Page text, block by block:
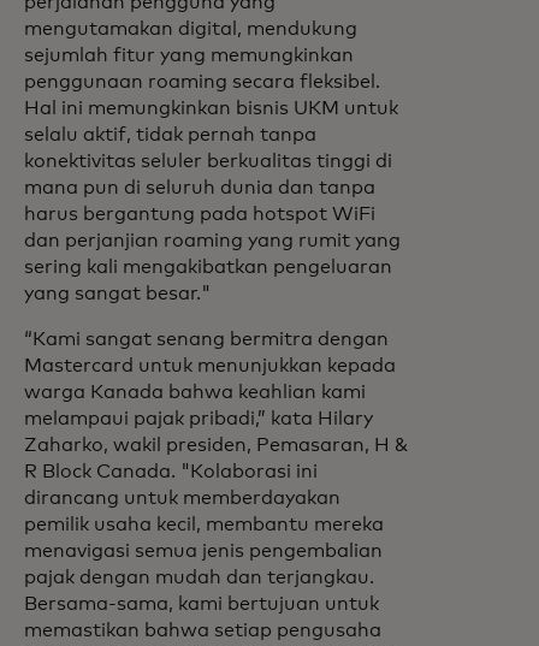
mengutamakan digital, mendukung
sejumlah fitur yang memungkinkan
penggunaan roaming secara fleksibel.
Hal ini memungkinkan bisnis UKM untuk
selalu aktif, tidak pernah tanpa
konektivitas seluler berkualitas tinggi di
mana pun di seluruh dunia dan tanpa
harus bergantung pada hotspot WiFi
dan perjanjian roaming yang rumit yang
sering kali mengakibatkan pengeluaran
yang sangat besar."
“Kami sangat senang bermitra dengan
Mastercard untuk menunjukkan kepada
warga Kanada bahwa keahlian kami
melampaui pajak pribadi,” kata Hilary
Zaharko, wakil presiden, Pemasaran, H &
R Block Canada. "Kolaborasi ini
dirancang untuk memberdayakan
pemilik usaha kecil, membantu mereka
menavigasi semua jenis pengembalian
pajak dengan mudah dan terjangkau.
Bersama-sama, kami bertujuan untuk
memastikan bahwa setiap pengusaha